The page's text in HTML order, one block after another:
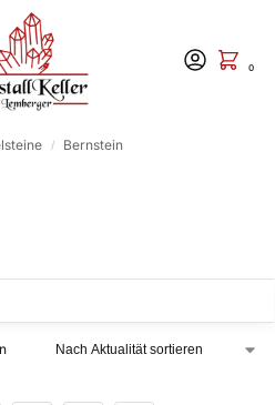
0
/ Bernstein